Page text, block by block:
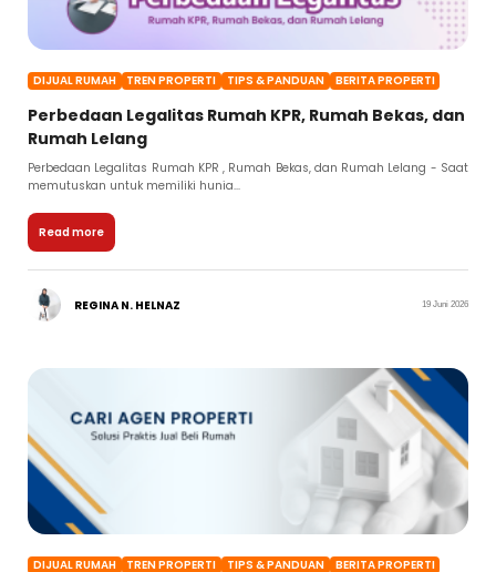
DIJUAL RUMAH TREN PROPERTI TIPS & PANDUAN BERITA PROPERTI
Perbedaan Legalitas Rumah KPR, Rumah Bekas, dan
Rumah Lelang
Perbedaan Legalitas Rumah KPR , Rumah Bekas, dan Rumah Lelang - Saat
memutuskan untuk memiliki hunia...
Read more
REGINA N. HELNAZ 19 Juni 2026
DIJUAL RUMAH TREN PROPERTI TIPS & PANDUAN BERITA PROPERTI